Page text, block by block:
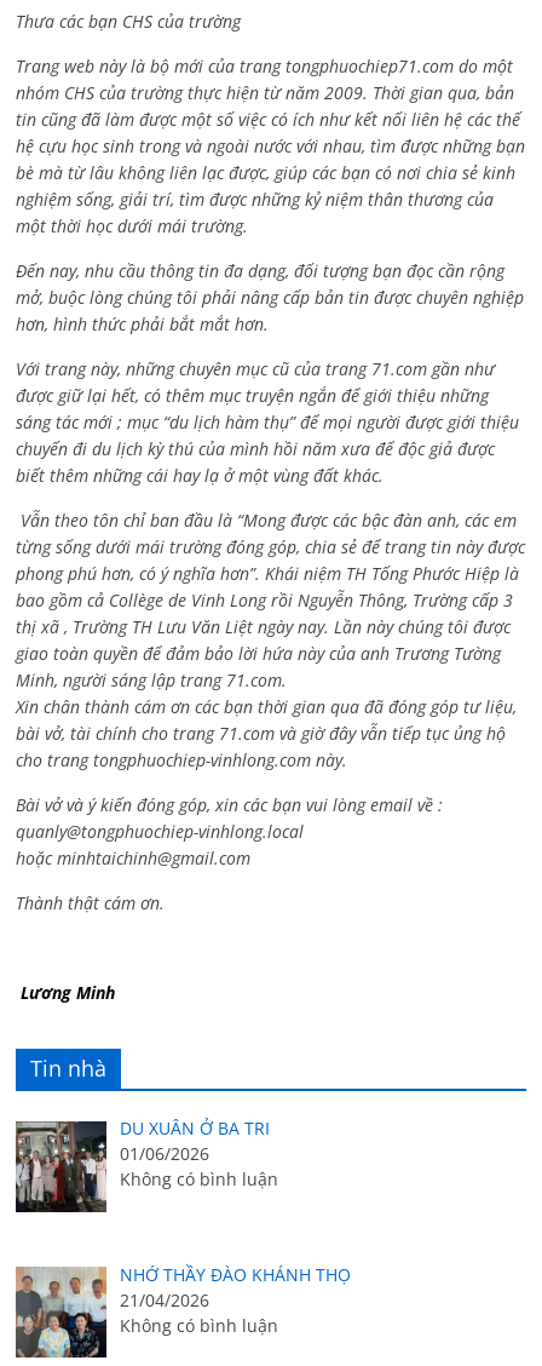
Thưa các bạn CHS của trường
Trang web này là bộ mới của trang tongphuochiep71.com do một
nhóm CHS của trường thực hiện từ năm 2009. Thời gian qua, bản
tin cũng đã làm được một số việc có ích như kết nối liên hệ các thế
hệ cựu học sinh trong và ngoài nước với nhau, tìm được những bạn
bè mà từ lâu không liên lạc được, giúp các bạn có nơi chia sẻ kinh
nghiệm sống, giải trí, tìm được những kỷ niệm thân thương của
một thời học dưới mái trường.
Đến nay, nhu cầu thông tin đa dạng, đối tượng bạn đọc cần rộng
mở, buộc lòng chúng tôi phải nâng cấp bản tin được chuyên nghiệp
hơn, hình thức phải bắt mắt hơn.
Với trang này, những chuyên mục cũ của trang 71.com gần như
được giữ lại hết, có thêm mục truyện ngắn để giới thiệu những
sáng tác mới ; mục “du lịch hàm thụ” để mọi người được giới thiệu
chuyến đi du lịch kỳ thú của mình hồi năm xưa để độc giả được
biết thêm những cái hay lạ ở một vùng đất khác.
Vẫn theo tôn chỉ ban đầu là “Mong được các bậc đàn anh, các em
từng sống dưới mái trường đóng góp, chia sẻ để trang tin này được
phong phú hơn, có ý nghĩa hơn”. Khái niệm TH Tống Phước Hiệp là
bao gồm cả Collège de Vinh Long rồi Nguyễn Thông, Trường cấp 3
thị xã , Trường TH Lưu Văn Liệt ngày nay. Lần này chúng tôi được
giao toàn quyền để đảm bảo lời hứa này của anh Trương Tường
Minh, người sáng lập trang 71.com.
Xin chân thành cám ơn các bạn thời gian qua đã đóng góp tư liệu,
bài vở, tài chính cho trang 71.com và giờ đây vẫn tiếp tục ủng hộ
cho trang tongphuochiep-vinhlong.com này.
Bài vở và ý kiến đóng góp, xin các bạn vui lòng email về :
quanly@tongphuochiep-vinhlong.local
hoặcminhtaichinh@gmail.com
Thành thật cám ơn.
Lương Minh
Tin nhà
DU XUÂN Ở BA TRI
01/06/2026
Không có bình luận
NHỚ THẦY ĐÀO KHÁNH THỌ
21/04/2026
Không có bình luận